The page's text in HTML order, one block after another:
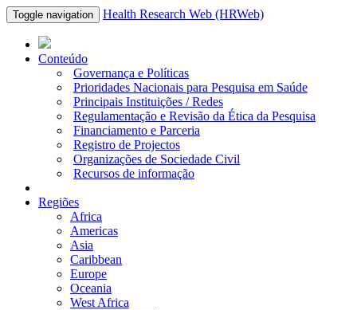
Toggle navigation Health Research Web (HRWeb)
Conteúdo
Governança e Políticas
Prioridades Nacionais para Pesquisa em Saúde
Principais Instituições / Redes
Regulamentação e Revisão da Ética da Pesquisa
Financiamento e Parceria
Registro de Projectos
Organizações de Sociedade Civil
Recursos de informação
Regiões
Africa
Americas
Asia
Caribbean
Europe
Oceania
West Africa